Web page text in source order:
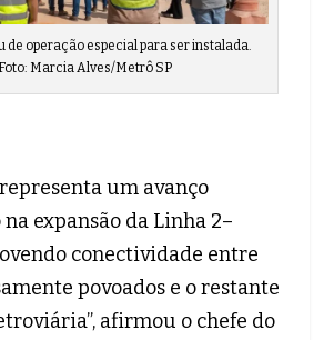
de operação especial para ser instalada.
Foto: Marcia Alves/Metrô SP
um avanço
expansão da Linha 2–
conectividade entre
povoados e o restante
afirmou o chefe do